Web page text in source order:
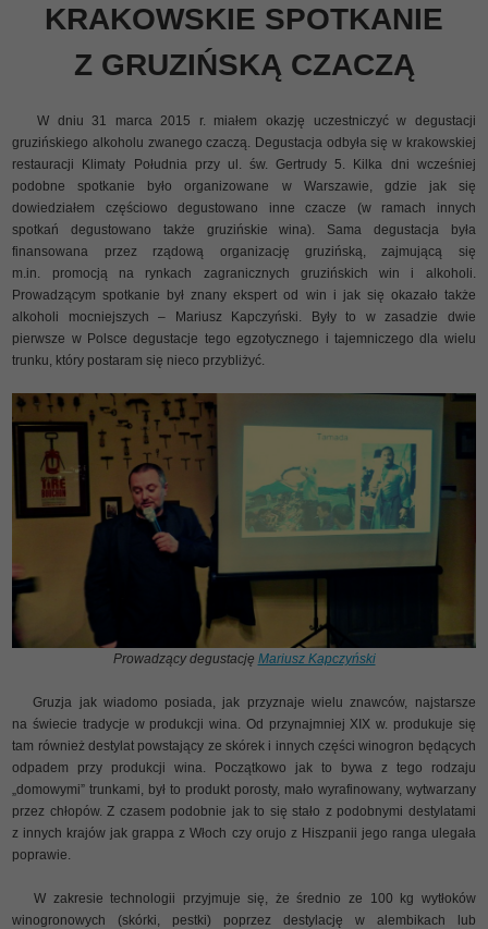
KRAKOWSKIE SPOTKANIE
Z GRUZIŃSKĄ CZACZĄ
W dniu 31 marca 2015 r. miałem okazję uczestniczyć w degustacji
gruzińskiego alkoholu zwanego czaczą. Degustacja odbyła się w krakowskiej
restauracji Klimaty Południa przy ul. św. Gertrudy 5. Kilka dni wcześniej
podobne spotkanie było organizowane w Warszawie, gdzie jak się
dowiedziałem częściowo degustowano inne czacze (w ramach innych
spotkań degustowano także gruzińskie wina). Sama degustacja była
finansowana przez rządową organizację gruzińską, zajmującą się
m.in. promocją na rynkach zagranicznych gruzińskich win i alkoholi.
Prowadzącym spotkanie był znany ekspert od win i jak się okazało także
alkoholi mocniejszych – Mariusz Kapczyński. Były to w zasadzie dwie
pierwsze w Polsce degustacje tego egzotycznego i tajemniczego dla wielu
trunku, który postaram się nieco przybliżyć.
Prowadzący degustację Mariusz Kapczyński
Gruzja jak wiadomo posiada, jak przyznaje wielu znawców, najstarsze
na świecie tradycje w produkcji wina. Od przynajmniej XIX w. produkuje się
tam również destylat powstający ze skórek i innych części winogron będących
odpadem przy produkcji wina. Początkowo jak to bywa z tego rodzaju
„domowymi” trunkami, był to produkt porosty, mało wyrafinowany, wytwarzany
przez chłopów. Z czasem podobnie jak to się stało z podobnymi destylatami
z innych krajów jak grappa z Włoch czy orujo z Hiszpanii jego ranga ulegała
poprawie.
W zakresie technologii przyjmuje się, że średnio ze 100 kg wytłoków
winogronowych (skórki, pestki) poprzez destylację w alembikach lub